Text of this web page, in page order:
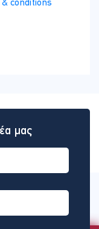
conditions
μας